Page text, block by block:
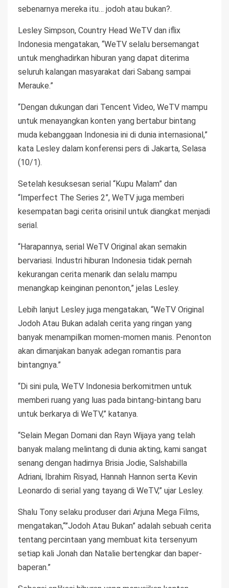
sebenarnya mereka itu… jodoh atau bukan?.
Lesley Simpson, Country Head WeTV dan iflix
Indonesia mengatakan, “WeTV selalu bersemangat
untuk menghadirkan hiburan yang dapat diterima
seluruh kalangan masyarakat dari Sabang sampai
Merauke.”
“Dengan dukungan dari Tencent Video, WeTV mampu
untuk menayangkan konten yang bertabur bintang
muda kebanggaan Indonesia ini di dunia internasional,”
kata Lesley dalam konferensi pers di Jakarta, Selasa
(10/1).
Setelah kesuksesan serial “Kupu Malam” dan
“Imperfect The Series 2”, WeTV juga memberi
kesempatan bagi cerita orisinil untuk diangkat menjadi
serial.
“Harapannya, serial WeTV Original akan semakin
bervariasi. Industri hiburan Indonesia tidak pernah
kekurangan cerita menarik dan selalu mampu
menangkap keinginan penonton,” jelas Lesley.
Lebih lanjut Lesley juga mengatakan, “WeTV Original
Jodoh Atau Bukan adalah cerita yang ringan yang
banyak menampilkan momen-momen manis. Penonton
akan dimanjakan banyak adegan romantis para
bintangnya.”
“Di sini pula, WeTV Indonesia berkomitmen untuk
memberi ruang yang luas pada bintang-bintang baru
untuk berkarya di WeTV,” katanya.
“Selain Megan Domani dan Rayn Wijaya yang telah
banyak malang melintang di dunia akting, kami sangat
senang dengan hadirnya Brisia Jodie, Salshabilla
Adriani, Ibrahim Risyad, Hannah Hannon serta Kevin
Leonardo di serial yang tayang di WeTV,” ujar Lesley.
Shalu Tony selaku produser dari Arjuna Mega Films,
mengatakan,“”Jodoh Atau Bukan” adalah sebuah cerita
tentang percintaan yang membuat kita tersenyum
setiap kali Jonah dan Natalie bertengkar dan baper-
baperan.”